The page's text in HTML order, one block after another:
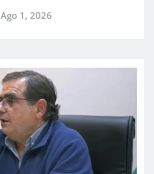
Ago 1, 2026